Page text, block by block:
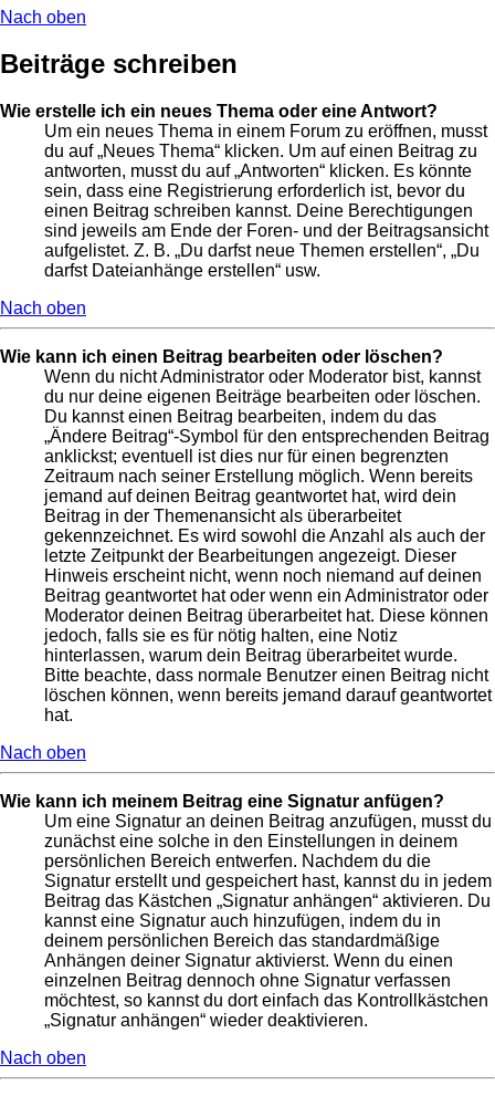
Nach oben
Beiträge schreiben
Wie erstelle ich ein neues Thema oder eine Antwort?
Um ein neues Thema in einem Forum zu eröffnen, musst
du auf „Neues Thema“ klicken. Um auf einen Beitrag zu
antworten, musst du auf „Antworten“ klicken. Es könnte
sein, dass eine Registrierung erforderlich ist, bevor du
einen Beitrag schreiben kannst. Deine Berechtigungen
sind jeweils am Ende der Foren- und der Beitragsansicht
aufgelistet. Z. B. „Du darfst neue Themen erstellen“, „Du
darfst Dateianhänge erstellen“ usw.
Nach oben
Wie kann ich einen Beitrag bearbeiten oder löschen?
Wenn du nicht Administrator oder Moderator bist, kannst
du nur deine eigenen Beiträge bearbeiten oder löschen.
Du kannst einen Beitrag bearbeiten, indem du das
„Ändere Beitrag“-Symbol für den entsprechenden Beitrag
anklickst; eventuell ist dies nur für einen begrenzten
Zeitraum nach seiner Erstellung möglich. Wenn bereits
jemand auf deinen Beitrag geantwortet hat, wird dein
Beitrag in der Themenansicht als überarbeitet
gekennzeichnet. Es wird sowohl die Anzahl als auch der
letzte Zeitpunkt der Bearbeitungen angezeigt. Dieser
Hinweis erscheint nicht, wenn noch niemand auf deinen
Beitrag geantwortet hat oder wenn ein Administrator oder
Moderator deinen Beitrag überarbeitet hat. Diese können
jedoch, falls sie es für nötig halten, eine Notiz
hinterlassen, warum dein Beitrag überarbeitet wurde.
Bitte beachte, dass normale Benutzer einen Beitrag nicht
löschen können, wenn bereits jemand darauf geantwortet
hat.
Nach oben
Wie kann ich meinem Beitrag eine Signatur anfügen?
Um eine Signatur an deinen Beitrag anzufügen, musst du
zunächst eine solche in den Einstellungen in deinem
persönlichen Bereich entwerfen. Nachdem du die
Signatur erstellt und gespeichert hast, kannst du in jedem
Beitrag das Kästchen „Signatur anhängen“ aktivieren. Du
kannst eine Signatur auch hinzufügen, indem du in
deinem persönlichen Bereich das standardmäßige
Anhängen deiner Signatur aktivierst. Wenn du einen
einzelnen Beitrag dennoch ohne Signatur verfassen
möchtest, so kannst du dort einfach das Kontrollkästchen
„Signatur anhängen“ wieder deaktivieren.
Nach oben